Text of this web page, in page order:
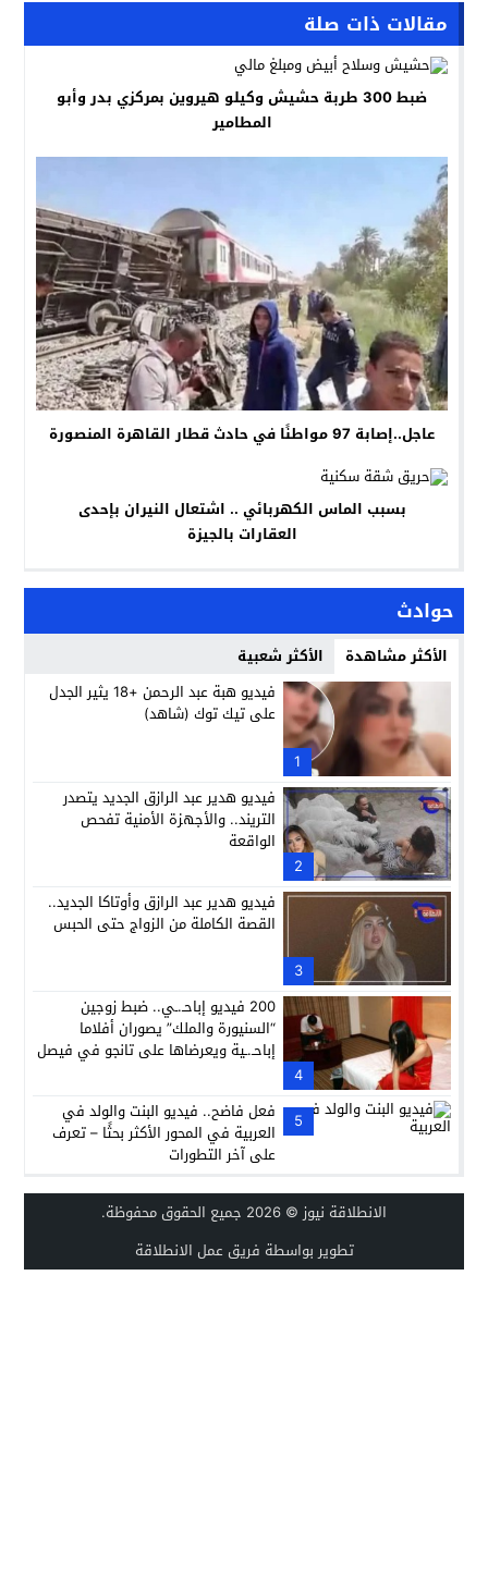
مقالات ذات صلة
ضبط 300 طربة حشيش وكيلو هيروين بمركزي بدر وأبو
المطامير
عاجل..إصابة 97 مواطنًا في حادث قطار القاهرة المنصورة
بسبب الماس الكهربائي .. اشتعال النيران بإحدى
العقارات بالجيزة
حوادث
الأكثر مشاهدة الأكثر شعبية
1
فيديو هبة عبد الرحمن +18 يثير الجدل
على تيك توك (شاهد)
2
فيديو هدير عبد الرازق الجديد يتصدر
التريند.. والأجهزة الأمنية تفحص
الواقعة
3
فيديو هدير عبد الرازق وأوتاكا الجديد..
القصة الكاملة من الزواج حتى الحبس
4
200 فيديو إباحـ.ـي.. ضبط زوجين
“السنيورة والملك” يصوران أفلاما
إباحـ.ـية ويعرضاها على تانجو في فيصل
5
فعل فاضح.. فيديو البنت والولد في
العربية في المحور الأكثر بحثًا – تعرف
على آخر التطورات
الانطلاقة نيوز© 2026 جميع الحقوق محفوظة.
تطوير بواسطة فريق عمل الانطلاقة